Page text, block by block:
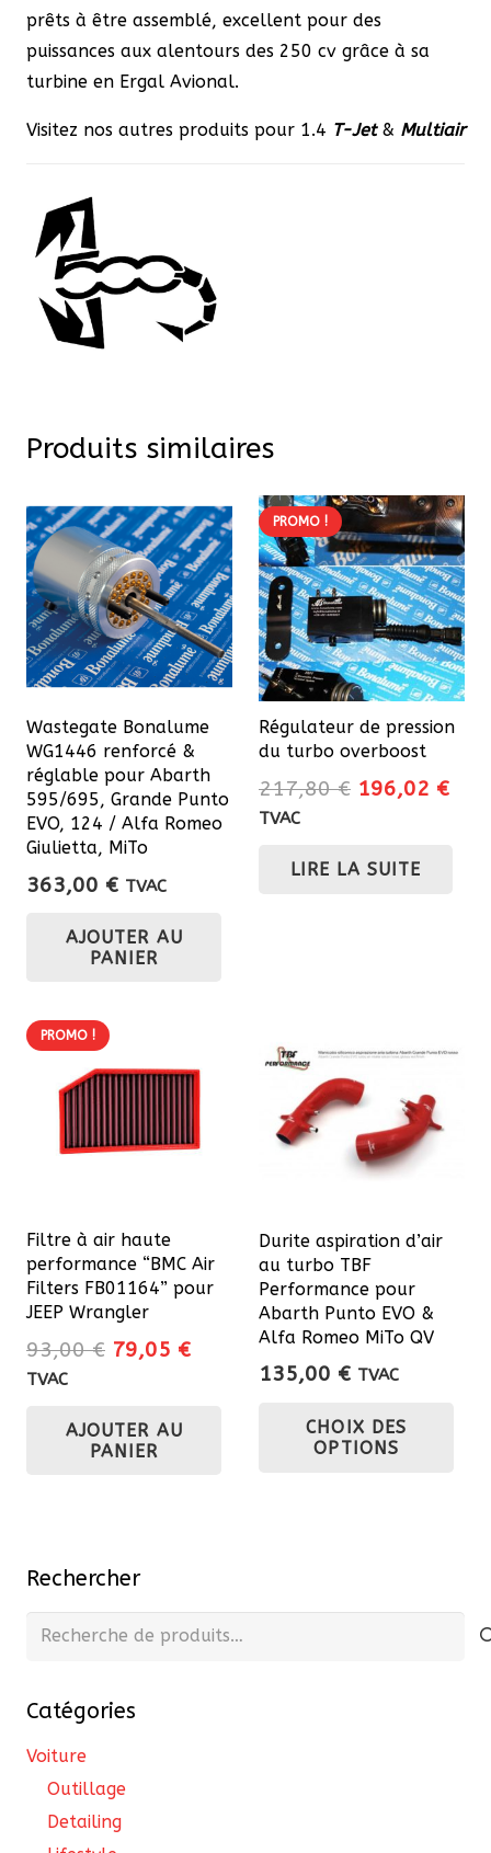
prêts à être assemblé, excellent pour des
puissances aux alentours des 250 cv grâce à sa
turbine en Ergal Avional.
Visitez nos autres produits pour 1.4 T-Jet& Multiair
Produits similaires
Wastegate Bonalume
WG1446 renforcé &
réglable pour Abarth
595/695, Grande Punto
EVO, 124 / Alfa Romeo
Giulietta, MiTo
363,00 € TVAC
AJOUTER AU
PANIER
PROMO !
Régulateur de pression
du turbo overboost
217,80€ Le
était :
196,02 €Le
TVAC
LIRE LA SUITE
PROMO !
Filtre à air haute
performance “BMC Air
Filters FB01164” pour
JEEP Wrangler
93,00€ Le
était :
93,00 €.
79,05 €Le
TVAC
AJOUTER AU
PANIER
Durite aspiration d’air
au turbo TBF
Performance pour
Abarth Punto EVO &
Alfa Romeo MiTo QV
135,00 € TVAC
CHOIX DES
OPTIONS
Rechercher
Recherche
Catégories
Voiture
Outillage
Detailing